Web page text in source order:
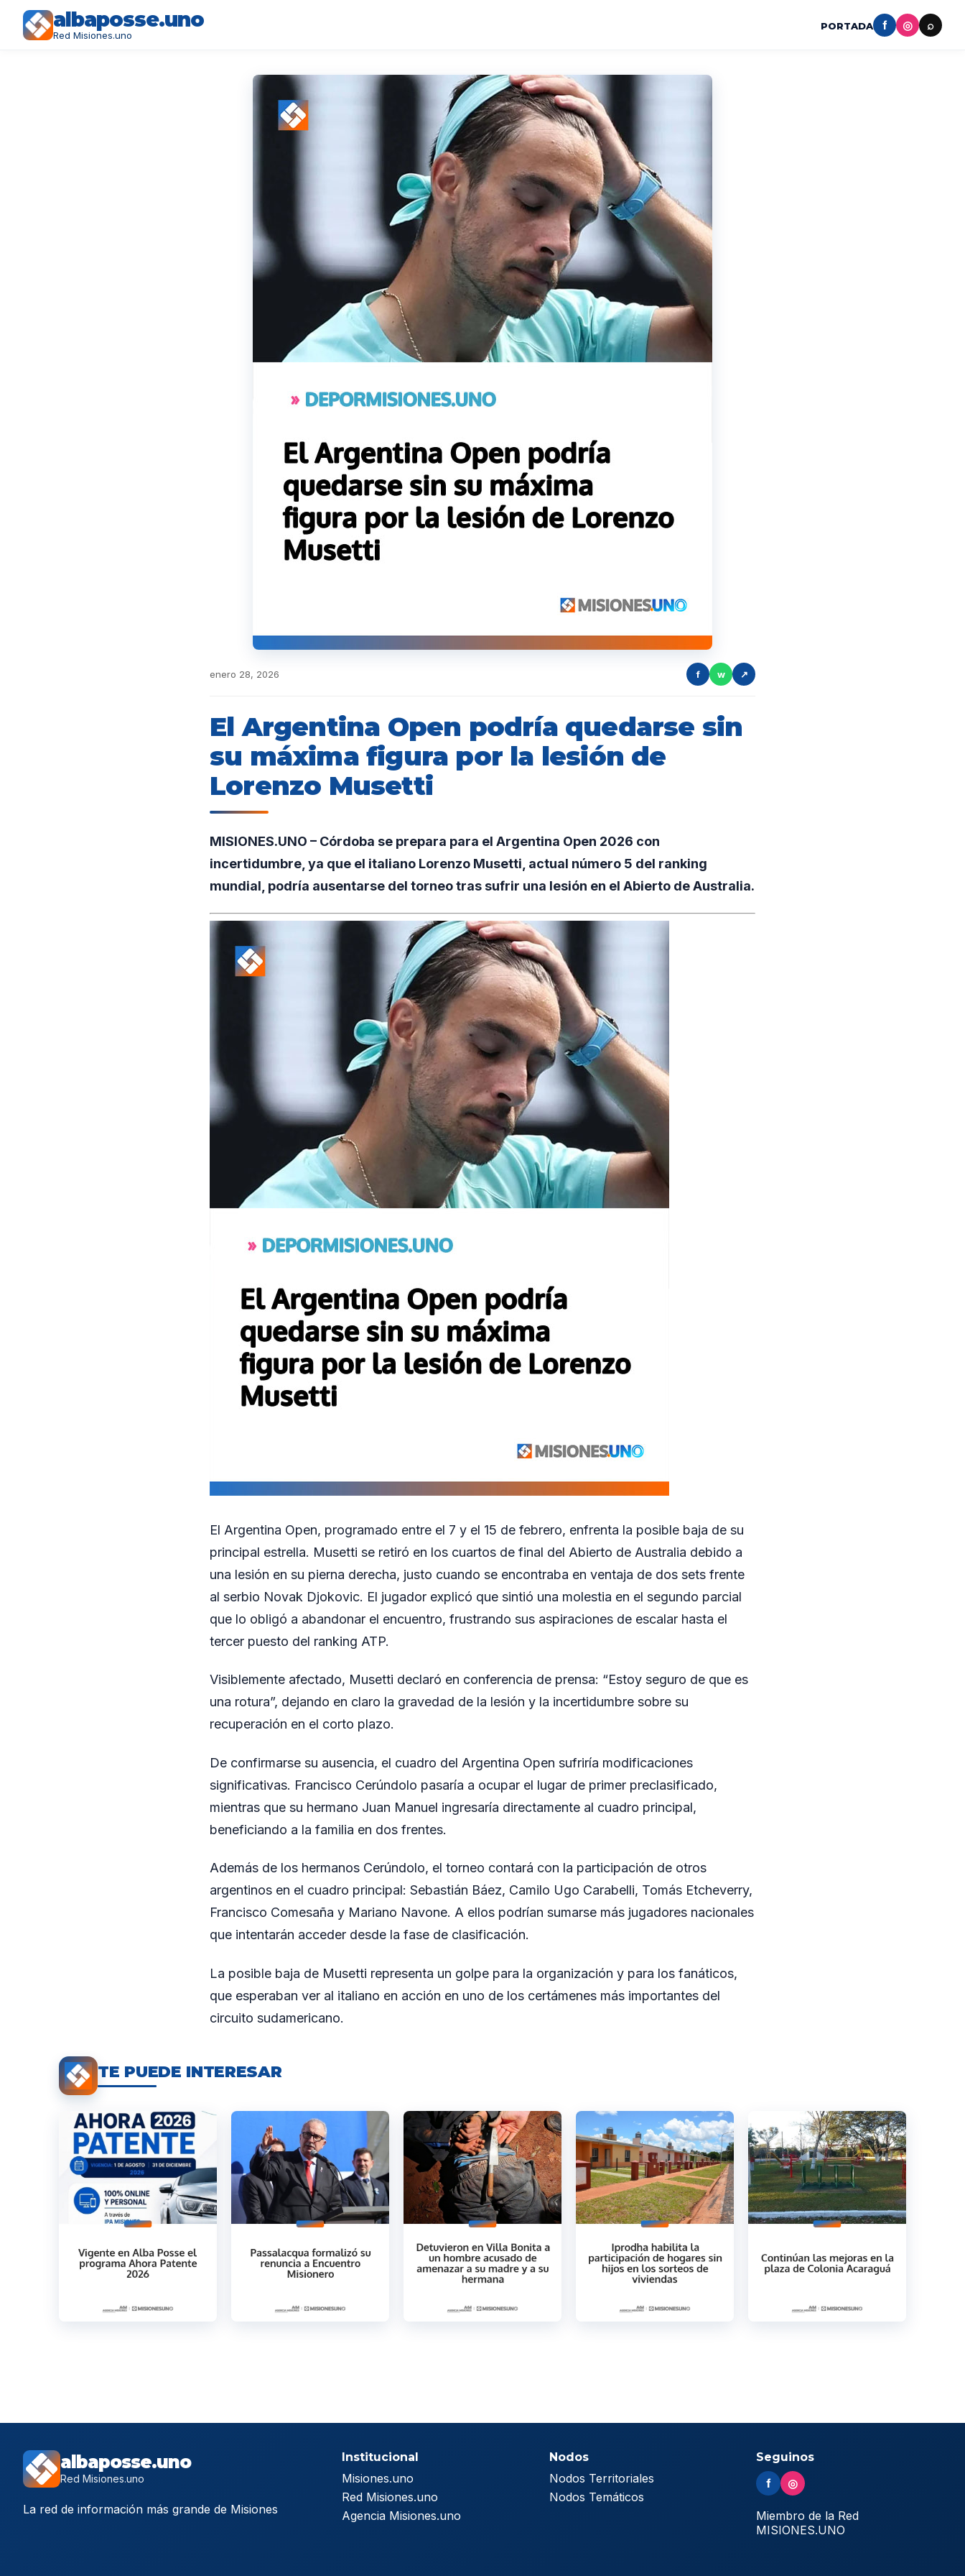
albaposse.uno
Red Misiones.uno
PORTADA f ◎ ⌕
enero 28, 2026 f w ↗
El Argentina Open podría quedarse sin
su máxima figura por la lesión de
Lorenzo Musetti
MISIONES.UNO – Córdoba se prepara para el Argentina Open 2026 con
incertidumbre, ya que el italiano Lorenzo Musetti, actual número 5 del ranking
mundial, podría ausentarse del torneo tras sufrir una lesión en el Abierto de Australia.
El Argentina Open, programado entre el 7 y el 15 de febrero, enfrenta la posible baja de su
principal estrella. Musetti se retiró en los cuartos de final del Abierto de Australia debido a
una lesión en su pierna derecha, justo cuando se encontraba en ventaja de dos sets frente
al serbio Novak Djokovic. El jugador explicó que sintió una molestia en el segundo parcial
que lo obligó a abandonar el encuentro, frustrando sus aspiraciones de escalar hasta el
tercer puesto del ranking ATP.
Visiblemente afectado, Musetti declaró en conferencia de prensa: “Estoy seguro de que es
una rotura”, dejando en claro la gravedad de la lesión y la incertidumbre sobre su
recuperación en el corto plazo.
De confirmarse su ausencia, el cuadro del Argentina Open sufriría modificaciones
significativas. Francisco Cerúndolo pasaría a ocupar el lugar de primer preclasificado,
mientras que su hermano Juan Manuel ingresaría directamente al cuadro principal,
beneficiando a la familia en dos frentes.
Además de los hermanos Cerúndolo, el torneo contará con la participación de otros
argentinos en el cuadro principal: Sebastián Báez, Camilo Ugo Carabelli, Tomás Etcheverry,
Francisco Comesaña y Mariano Navone. A ellos podrían sumarse más jugadores nacionales
que intentarán acceder desde la fase de clasificación.
La posible baja de Musetti representa un golpe para la organización y para los fanáticos,
que esperaban ver al italiano en acción en uno de los certámenes más importantes del
circuito sudamericano.
TE PUEDE INTERESAR
albaposse.uno
Red Misiones.uno
La red de información más grande de Misiones
Institucional
Misiones.uno
Red Misiones.uno
Agencia Misiones.uno
Nodos
Nodos Territoriales
Nodos Temáticos
Seguinos
f ◎
Miembro de la Red
MISIONES.UNO